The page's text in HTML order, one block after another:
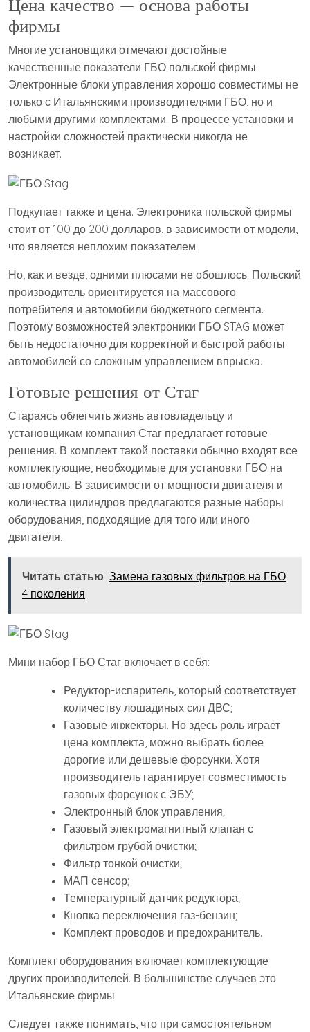
Цена качество — основа работы
фирмы
Многие установщики отмечают достойные
качественные показатели ГБО польской фирмы.
Электронные блоки управления хорошо совместимы не
только с Итальянскими производителями ГБО, но и
любыми другими комплектами. В процессе установки и
настройки сложностей практически никогда не
возникает.
Подкупает также и цена. Электроника польской фирмы
стоит от 100 до 200 долларов, в зависимости от модели,
что является неплохим показателем.
Но, как и везде, одними плюсами не обошлось. Польский
производитель ориентируется на массового
потребителя и автомобили бюджетного сегмента.
Поэтому возможностей электроники ГБО STAG может
быть недостаточно для корректной и быстрой работы
автомобилей со сложным управлением впрыска.
Готовые решения от Стаг
Стараясь облегчить жизнь автовладельцу и
установщикам компания Стаг предлагает готовые
решения. В комплект такой поставки обычно входят все
комплектующие, необходимые для установки ГБО на
автомобиль. В зависимости от мощности двигателя и
количества цилиндров предлагаются разные наборы
оборудования, подходящие для того или иного
двигателя.
Читать статью Замена газовых фильтров на ГБО
4 поколения
Мини набор ГБО Стаг включает в себя:
Редуктор-испаритель, который соответствует
количеству лошадиных сил ДВС;
Газовые инжекторы. Но здесь роль играет
цена комплекта, можно выбрать более
дорогие или дешевые форсунки. Хотя
производитель гарантирует совместимость
газовых форсунок с ЭБУ;
Электронный блок управления;
Газовый электромагнитный клапан с
фильтром грубой очистки;
Фильтр тонкой очистки;
МАП сенсор;
Температурный датчик редуктора;
Кнопка переключения газ-бензин;
Комплект проводов и предохранитель.
Комплект оборудования включает комплектующие
других производителей. В большинстве случаев это
Итальянские фирмы.
Следует также понимать, что при самостоятельном